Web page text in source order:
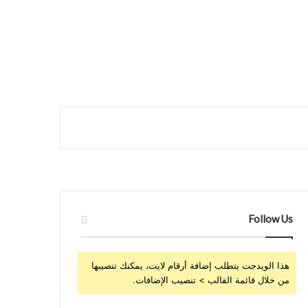
Follow Us
هذا الويدجت يتطلب إضافة أرقام لايت، يمكنك تنصيبها
من خلال قائمة القالب > تنصيب الإضافات.